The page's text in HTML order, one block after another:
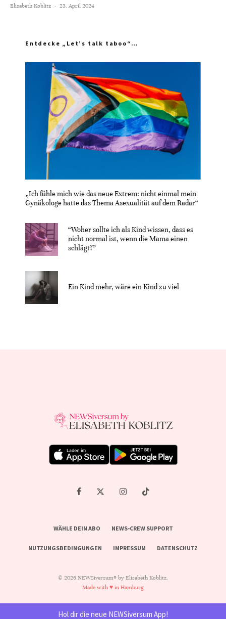
Elisabeth Koblitz · 23. April 2024
Entdecke „Let’s talk taboo“…
„Ich fühle mich wie das neue Extrem: nicht einmal mein
Gynäkologe hatte das Thema Asexualität auf dem Radar“
“Woher sollte ich als Kind wissen, dass es
nicht normal ist, wenn die Mama einen
schlägt?”
Ein Kind mehr, wäre ein Kind zu viel
WÄHLE DEIN ABO NEWS-CREW SUPPORT
NUTZUNGSBEDINGUNGEN IMPRESSUM DATENSCHUTZ
© 2026 NEWSiversum® by Elisabeth Koblitz.
Made with ♥ in Hamburg
Hol dir die neue NEWSiversum App!